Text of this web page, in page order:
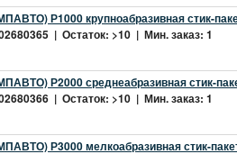
Р1000 крупноабразивная стик-
| Остаток: >10 | Мин. заказ: 1
Р2000 среднеабразивная стик-
| Остаток: >10 | Мин. заказ: 1
Р3000 мелкоабразивная стик-